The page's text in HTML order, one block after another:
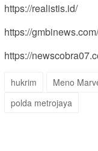
https://realistis.id/
https://gmbinews.com/
https://
hukrim Meno
polda metrojaya